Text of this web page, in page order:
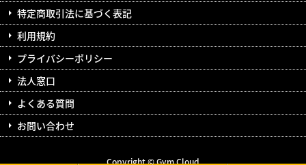
特定商取引法に基づく表記
利用規約
プライバシーポリシー
法人窓口
よくある質問
お問い合わせ
Copyright © Gym Cloud